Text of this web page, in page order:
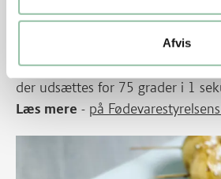
Afvis
der er afgørende for, hvor mange
F.eks. vil bakterier, der udsættes
minutter, blive dræbt lige så
der udsættes for 75 grader i 1
Læs mere - på